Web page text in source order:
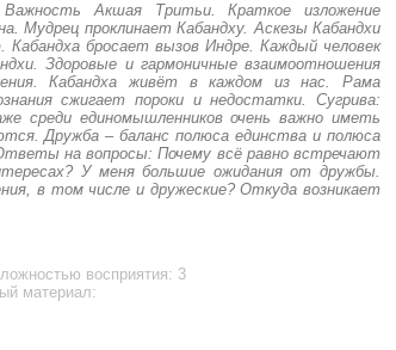
Акшая Тритьи. Краткое изложение
Мудрец проклинает Кабандху. Аскезы Кабандхи
бросает вызов Индре. Каждый человек
Здоровые и гармоничные взаимоотношения
Кабандха живёт в каждом из нас. Рама
сжигает пороки и недостатки. Сугрива:
среди единомышленников очень важно иметь
Дружба – баланс полюса единства и полюса
на вопросы: Почему всё равно встречают
У меня большие ожидания от дружбы.
в том числе и дружеские? Откуда возникает
восприятия: 3
материал: